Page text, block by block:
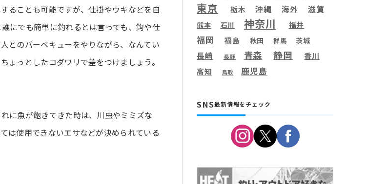
ることも可能ですが、仕掛やウキなどを自
にでも簡単に釣れるとは言っても、鈎や仕
とのバーベキューをやりながら、なんてい
ょっとしたコダワリで差をつけましょう。
に魚が飽きてきた時は、川虫やミミズな
は使用できないエサなどが決められている
東京 栃木 沖縄 海外 滋賀
熊本 石川 神奈川 福井
福岡 福島 秋田 群馬 茨城
長崎 長野 青森 静岡 香川
高知 鳥取 鹿児島
SNS最新情報をチェック